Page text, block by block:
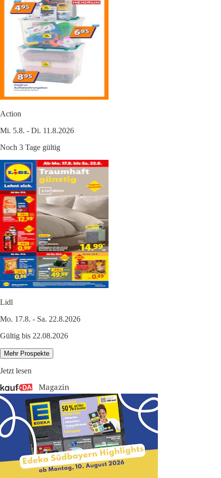
Action
Mi. 5.8. - Di. 11.8.2026
Noch 3 Tage gültig
Lidl
Mo. 17.8. - Sa. 22.8.2026
Gültig bis 22.08.2026
Mehr Prospekte
Jetzt lesen